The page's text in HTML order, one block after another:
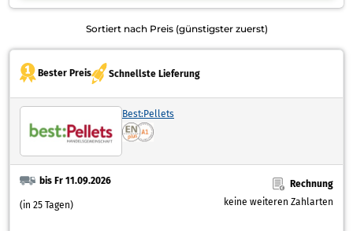
Sortiert nach Preis (günstigster zuerst)
Bester Preis Schnellste Lieferung
Best:Pellets
bis Fr 11.09.2026
(in 25 Tagen)
Rechnung
keine weiteren Zahlarten